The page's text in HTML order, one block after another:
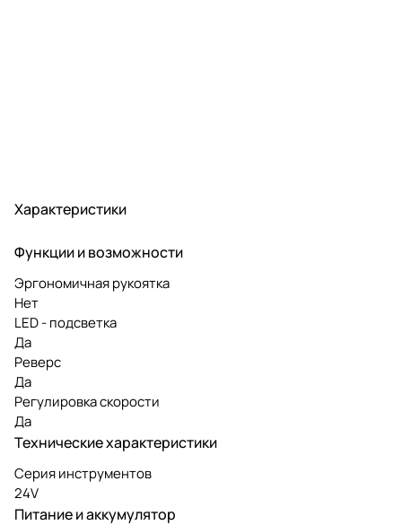
Характеристики
Функции и возможности
Эргономичная рукоятка
Нет
LED - подсветка
Да
Реверс
Да
Регулировка скорости
Да
Технические характеристики
Серия инструментов
24V
Питание и аккумулятор